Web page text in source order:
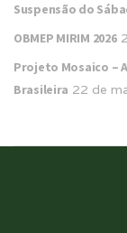
Suspensão do
OBMEP MIRIM 2026
Projeto Mosaico –
Brasileira 22 de